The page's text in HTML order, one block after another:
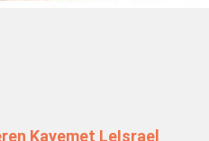
Kayemet LeIsrael